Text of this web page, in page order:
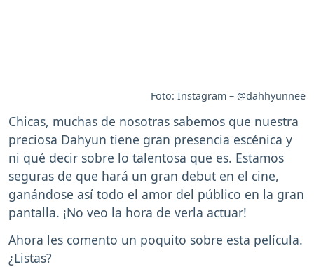
Foto: Instagram – @dahhyunnee
Chicas, muchas de nosotras sabemos que nuestra
preciosa Dahyun tiene gran presencia escénica y
ni qué decir sobre lo talentosa que es. Estamos
seguras de que hará un gran debut en el cine,
ganándose así todo el amor del público en la gran
pantalla. ¡No veo la hora de verla actuar!
Ahora les comento un poquito sobre esta película.
¿Listas?